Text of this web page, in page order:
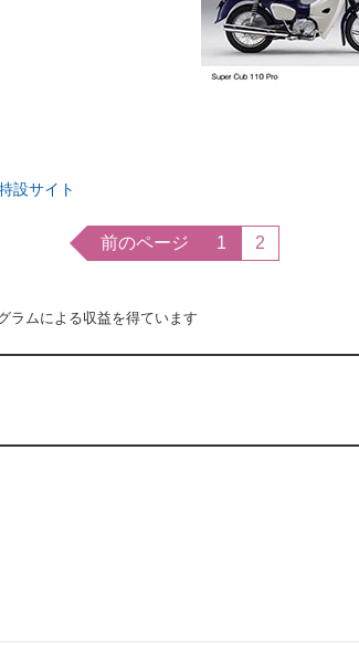
設サイト
前のページ 1 2
ラムによる収益を得ています